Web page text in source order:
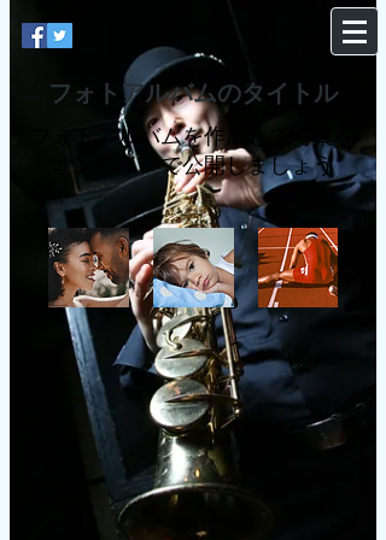
フォトアルバムのタイトル
フォトアルバムを作成して写真を
オンラインで公開しましょう